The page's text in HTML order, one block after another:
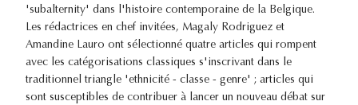
'subalternity' dans l'histoire contemporaine de la Belgique.
Les rédactrices en chef invitées, Magaly Rodriguez et
Amandine Lauro ont sélectionné quatre articles qui rompent
avec les catégorisations classiques s'inscrivant dans le
traditionnel triangle 'ethnicité - classe - genre' ; articles qui
sont susceptibles de contribuer à lancer un nouveau débat sur